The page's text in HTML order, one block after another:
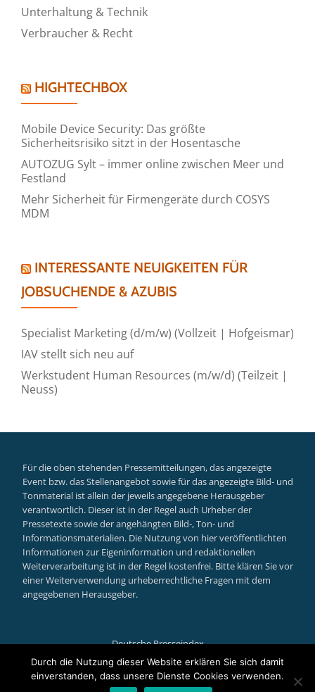
Unterhaltung & Technik
Verbraucher & Recht
HIGHTECHBOX
Mobile Device Security: Das größte
Sicherheitsrisiko sitzt in der Hosentasche
AUTOZUG Sylt – immer online zwischen Meer und
Festland
Mehr Sicherheit für Firmengeräte durch COSYS
MDM
INTERESSANTE NEUIGKEITEN FÜR
JOBSUCHENDE & AZUBIS
Specialist Marketing (d/m/w) (Vollzeit | Hofgeismar)
IAV stellt sich neu auf
Werkstudent Human Resources (m/w/d) (Teilzeit |
Neuss)
Für die oben stehenden Pressemitteilungen, das angezeigte
Event bzw. das Stellenangebot sowie für das angezeigte Bild- und
Tonmaterial ist allein der jeweils angegebene Herausgeber
verantwortlich. Dieser ist in der Regel auch Urheber der
Pressetexte sowie der angehängten Bild-, Ton- und
Informationsmaterialien. Die Nutzung von hier veröffentlichten
Informationen zur Eigeninformation und redaktionellen
Weiterverarbeitung ist in der Regel kostenfrei. Bitte klären Sie vor
einer Weiterverwendung urheberrechtliche Fragen mit dem
angegebenen Herausgeber.
Deutsche Presseindex
Secondary
Llorix One Litepowered by WordPress
Durch die Nutzung dieser Website erklären Sie sich damit
einverstanden, dass unsere Dienste Cookies verwenden.